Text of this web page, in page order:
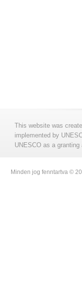
This website was
implemented by
UNESCO as a
Minden jog fenntartva ©